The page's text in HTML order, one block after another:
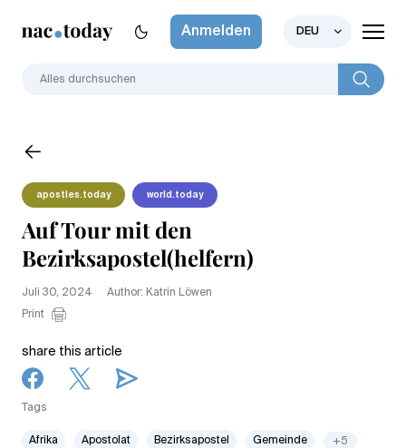
Anmelden DEU
apostles.today world.today
Auf Tour mit den
Bezirksapostel(helfern)
Juli 30, 2024
Author: Katrin Löwen
Print
share this article
Tags
Afrika Apostolat Bezirksapostel Gemeinde +5